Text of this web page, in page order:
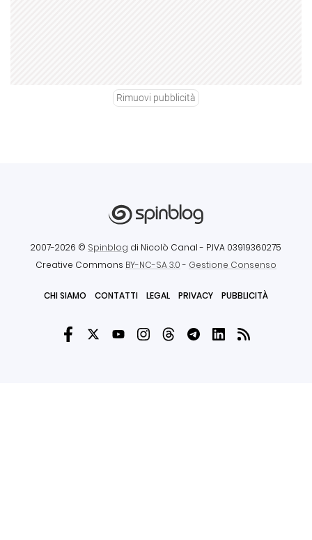
Rimuovi pubblicità
2007-2026 © Spinblog di Nicolò Canal - P.IVA 03919360275
Creative Commons BY-NC-SA 3.0- Gestione Consenso
CHI SIAMO CONTATTI LEGAL PRIVACY PUBBLICITÀ